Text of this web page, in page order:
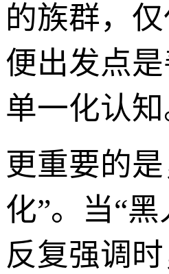
的族群，
便出发点
单一化认知
更重要的
化”。当“
反复强调